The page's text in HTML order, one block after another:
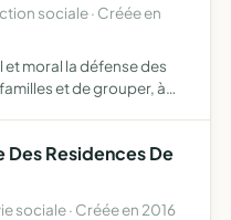
sociale · Créée en
moral la défense des
et de grouper, à
Residences De
sociale · Créée en 2016